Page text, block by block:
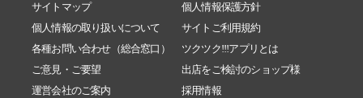
サイトマップ
個人情報保護方針
個人情報の取り扱いについて
サイトご利用規約
各種お問い合わせ（総合窓口）
ツクツク!!!アプリとは
ご意見・ご要望
出店をご検討のショップ様
運営会社のご案内
採用情報